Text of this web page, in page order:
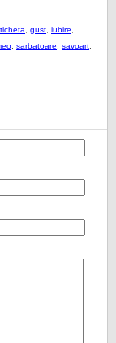
gust iubire
sarbatoare savoart